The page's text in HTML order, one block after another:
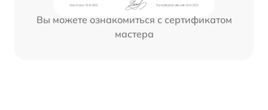
Вы можете ознакомиться с сертификатом
мастера